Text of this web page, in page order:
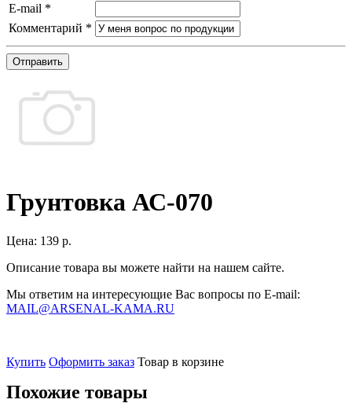
E-mail *
Комментарий *
Отправить
Грунтовка АС-070
Цена: 139 р.
Описание товара вы можете найти на нашем сайте.
Мы ответим на интересующие Вас вопросы по E-mail:
MAIL@ARSENAL-KAMA.RU
Купить Оформить заказ Товар в корзине
Похожие товары